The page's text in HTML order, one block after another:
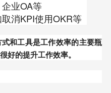
业OA等
消KPI使用OKR等
和工具是工作效率的主要瓶
好的提升工作效率。